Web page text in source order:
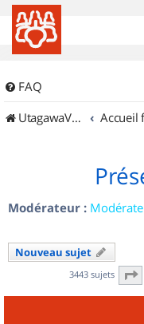
FAQ
UtagawaVTT (Randos VTT et VTTAE avec traces GPS)
Accueil
Modérateur :
Nouveau sujet
3443 sujets